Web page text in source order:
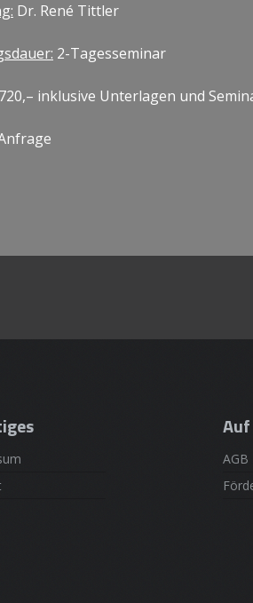
Dr. René Tittler
2-Tagesseminar
inklusive Unterlagen und
AGB